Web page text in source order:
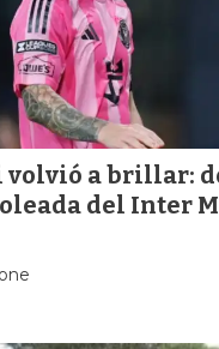
volvió a brillar:
del Inter